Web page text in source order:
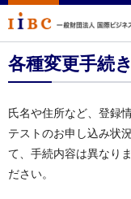
各種変更手続
氏名や住所など、登録
テストのお申し込み状
て、手続内容は異なり
ださい。